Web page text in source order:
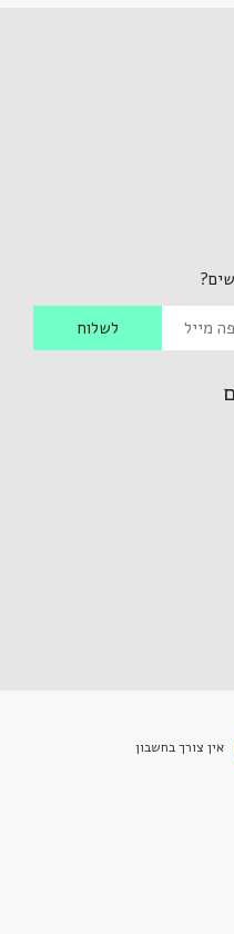
אין צורך בחשבון